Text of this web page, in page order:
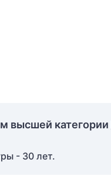
высшей категории
- 30 лет.